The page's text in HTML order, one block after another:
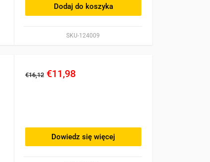
SKU-124009
Dodaj do koszyka
€16,12 €11,98
Dowiedz się więcej